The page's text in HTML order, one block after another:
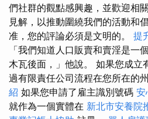
們社群的觀點感興趣，並歡迎相
見解，以推動圍繞我們的活動和
准，您的評論必須是文明的。 提
「我們知道人口販賣和賣淫是一
木瓦後面，」他說。 如果您成立
過有限責任公司流程在您所在的
紹 如果您申請了雇主識別號碼 安
就作為一個實體在 新北市安養院